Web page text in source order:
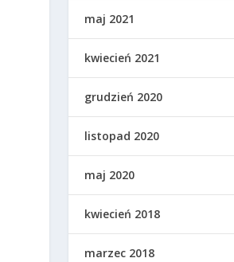
maj 2021
kwiecień 2021
grudzień 2020
listopad 2020
maj 2020
kwiecień 2018
marzec 2018